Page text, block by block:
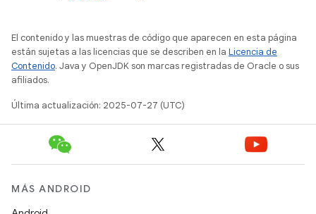
El contenido y las muestras de código que aparecen en esta página
están sujetas a las licencias que se describen en la Licencia de
Contenido. Java y OpenJDK son marcas registradas de Oracle o sus
afiliados.
Última actualización: 2025-07-27 (UTC)
MÁS ANDROID